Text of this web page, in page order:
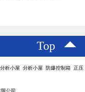
Top
析小屋 分析小屋 防爆控制箱 正压
公司